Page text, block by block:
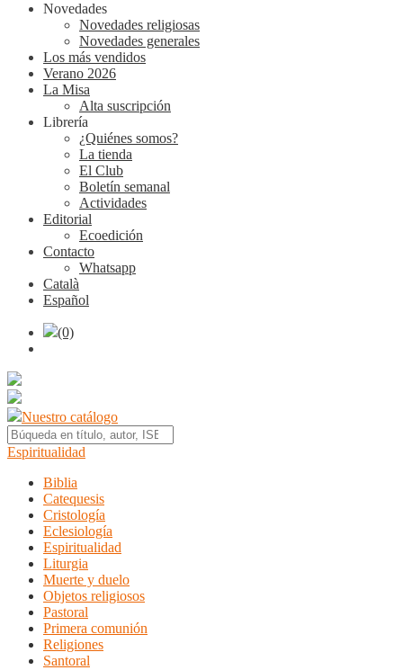
Novedades
Novedades religiosas
Novedades generales
Los más vendidos
Verano 2026
La Misa
Alta suscripción
Librería
¿Quiénes somos?
La tienda
El Club
Boletín semanal
Actividades
Editorial
Ecoedición
Contacto
Whatsapp
Català
Español
(0)
Nuestro catálogo
Espiritualidad
Biblia
Catequesis
Cristología
Eclesiología
Espiritualidad
Liturgia
Muerte y duelo
Objetos religiosos
Pastoral
Primera comunión
Religiones
Santoral